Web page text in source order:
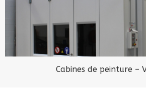
Cabines de peinture –